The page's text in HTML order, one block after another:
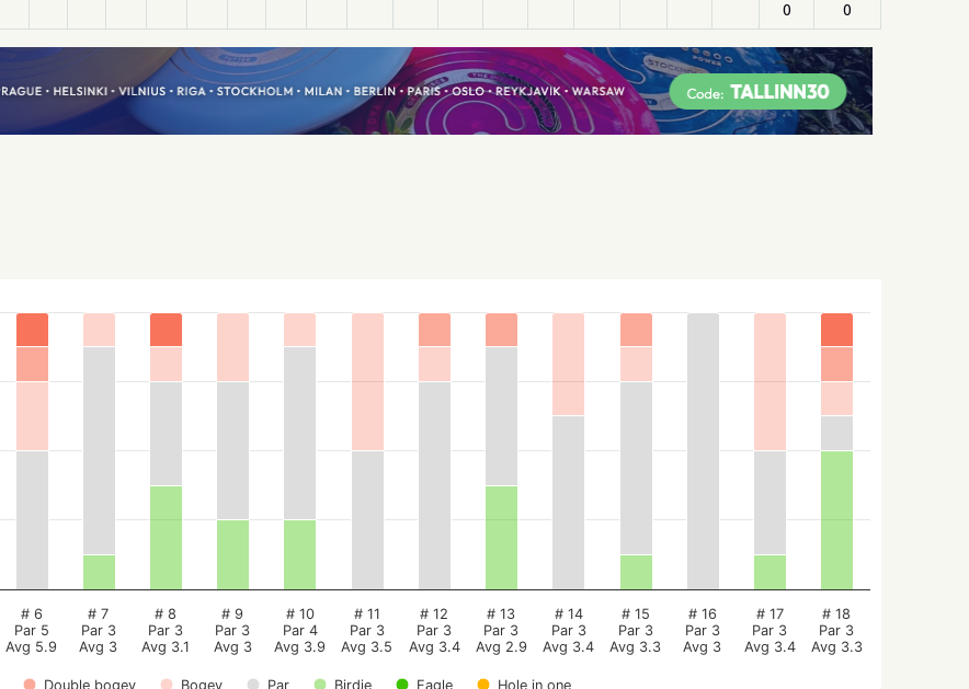
0 0
Double bogey Bogey Par Birdie Eagle Hole in one
# 6
Par 5
Avg 5.9
# 7
Par 3
Avg 3
# 8
Par 3
Avg 3.1
# 9
Par 3
Avg 3
# 10
Par 4
Avg 3.9
# 11
Par 3
Avg 3.5
# 12
Par 3
Avg 3.4
# 13
Par 3
Avg 2.9
# 14
Par 3
Avg 3.4
# 15
Par 3
Avg 3.3
# 16
Par 3
Avg 3
# 17
Par 3
Avg 3.4
# 18
Par 3
Avg 3.3